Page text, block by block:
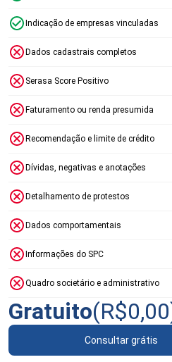
Indicação de empresas vinculadas
Dados cadastrais completos
Serasa Score Positivo
Faturamento ou renda presumida
Recomendação e limite de crédito
Dívidas, negativas e anotações
Detalhamento de protestos
Dados comportamentais
Informações do SPC
Quadro societário e administrativo
Gratuito(R$0,00
Consultar grátis